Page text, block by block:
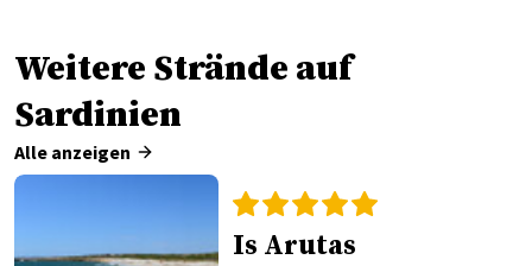
Weitere Strände auf
Sardinien
Alle anzeigen
Is Arutas